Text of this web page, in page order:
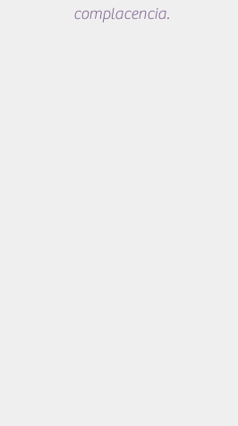
complacencia.